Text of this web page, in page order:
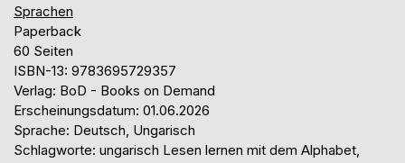
Sprachen
Paperback
60 Seiten
ISBN-13: 9783695729357
Verlag: BoD - Books on Demand
Erscheinungsdatum: 01.06.2026
Sprache: Deutsch, Ungarisch
Schlagworte: ungarisch Lesen lernen mit dem Alphabet,